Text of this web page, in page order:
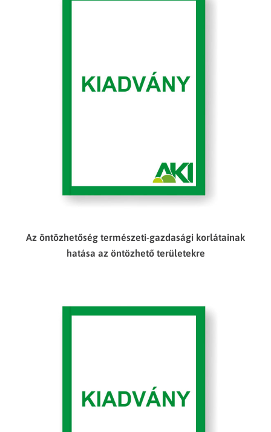
Az öntözhetőség természeti-gazdasági korlátainak
hatása az öntözhető területekre